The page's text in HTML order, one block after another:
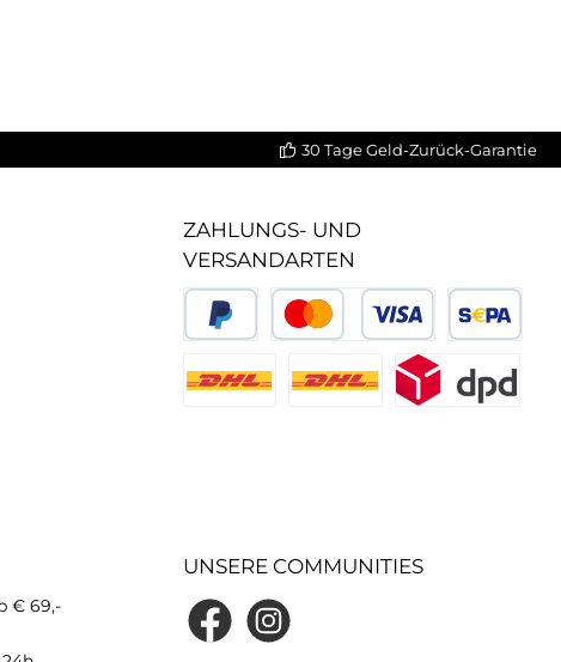
30 Tage Geld-Zurück-Garantie
ZAHLUNGS- UND
VERSANDARTEN
€ 69,-
UNSERE COMMUNITIES